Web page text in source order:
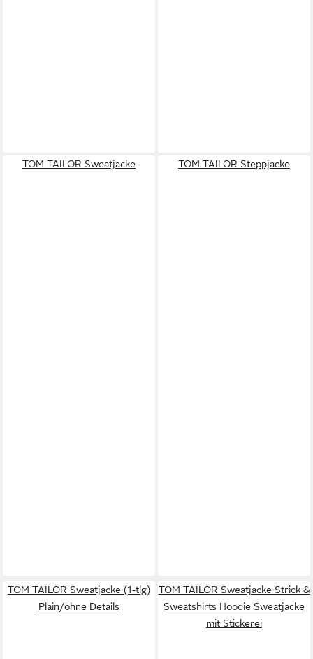
TOM TAILOR Sweatjacke TOM TAILOR Steppjacke
TOM TAILOR Sweatjacke (1-tlg)
Plain/ohne Details
TOM TAILOR Sweatjacke Strick &
Sweatshirts Hoodie Sweatjacke
mit Stickerei